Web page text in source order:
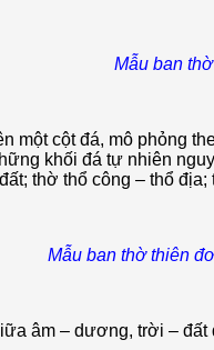
Mẫu ban
một cột đá, mô phỏng
khối đá tự nhiên
thờ thổ công – thổ
Mẫu ban thờ thiên
âm – dương, trời –